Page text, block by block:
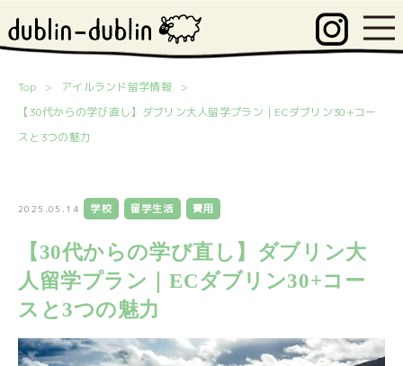
Top
アイルランド留学情報
【30代からの学び直し】ダブリン大人留学プラン｜ECダブリン30+コー
スと3つの魅力
2025.05.14 学校 留学生活 費用
【30代からの学び直し】ダブリン大
人留学プラン｜ECダブリン30+コー
スと3つの魅力